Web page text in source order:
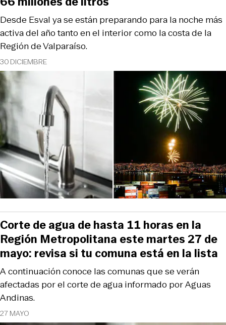
30 DICIEMBRE
Desde Esval ya se están preparando para la noche más
activa del año tanto en el interior como la costa de la
Región de Valparaíso.
27 MAYO
A continuación conoce las comunas que se verán
afectadas por el corte de agua informado por Aguas
Andinas.
Corte de agua de hasta 11 horas en la
Región Metropolitana este martes 27 de
mayo: revisa si tu comuna está en la lista